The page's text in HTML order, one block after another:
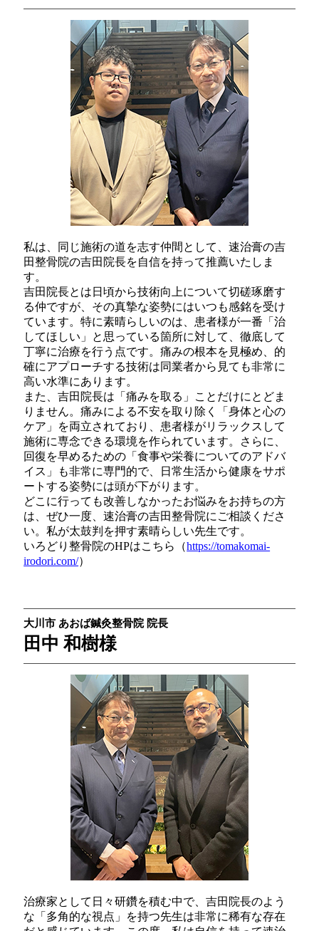
私は、同じ施術の道を志す仲間として、速治膏の吉
田整骨院の吉田院長を自信を持って推薦いたしま
す。
吉田院長とは日頃から技術向上について切磋琢磨す
る仲ですが、その真摯な姿勢にはいつも感銘を受け
ています。特に素晴らしいのは、患者様が一番「治
してほしい」と思っている箇所に対して、徹底して
丁寧に治療を行う点です。痛みの根本を見極め、的
確にアプローチする技術は同業者から見ても非常に
高い水準にあります。
また、吉田院長は「痛みを取る」ことだけにとどま
りません。痛みによる不安を取り除く「身体と心の
ケア」を両立されており、患者様がリラックスして
施術に専念できる環境を作られています。さらに、
回復を早めるための「食事や栄養についてのアドバ
イス」も非常に専門的で、日常生活から健康をサポ
ートする姿勢には頭が下がります。
どこに行っても改善しなかったお悩みをお持ちの方
は、ぜひ一度、速治膏の吉田整骨院にご相談くださ
い。私が太鼓判を押す素晴らしい先生です。
いろどり整骨院のHPはこちら（https://tomakomai-
irodori.com/）
大川市 あおば鍼灸整骨院 院長
田中 和樹様
治療家として日々研鑽を積む中で、吉田院長のよう
な「多角的な視点」を持つ先生は非常に稀有な存在